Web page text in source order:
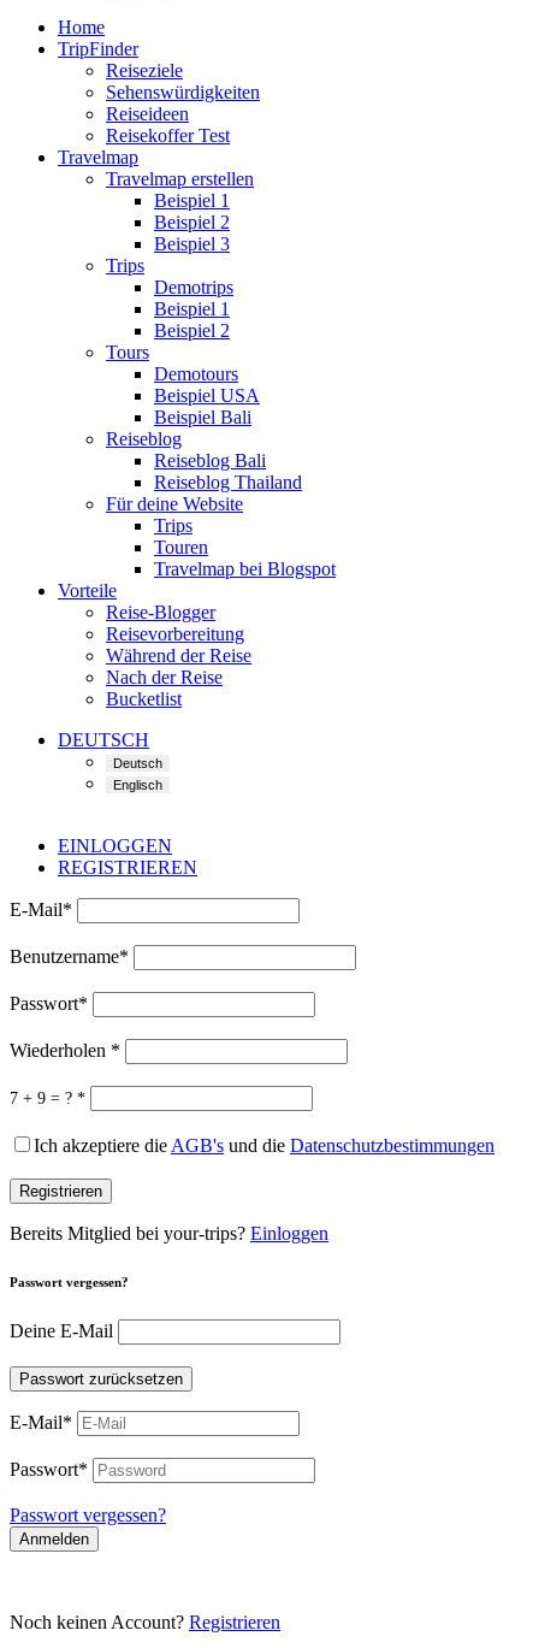
Home
TripFinder
Reiseziele
Sehenswürdigkeiten
Reiseideen
Reisekoffer Test
Travelmap
Travelmap erstellen
Beispiel 1
Beispiel 2
Beispiel 3
Trips
Demotrips
Beispiel 1
Beispiel 2
Tours
Demotours
Beispiel USA
Beispiel Bali
Reiseblog
Reiseblog Bali
Reiseblog Thailand
Für deine Website
Trips
Touren
Travelmap bei Blogspot
Vorteile
Reise-Blogger
Reisevorbereitung
Während der Reise
Nach der Reise
Bucketlist
DEUTSCH
EINLOGGEN
REGISTRIEREN
E-Mail*
Benutzername*
Passwort*
Wiederholen *
7 + 9 = ? *
Ich akzeptiere die AGB's und die Datenschutzbestimmungen
Registrieren
Bereits Mitglied bei your-trips? Einloggen
Passwort vergessen?
Deine E-Mail
Passwort zurücksetzen
E-Mail*
Passwort*
Passwort vergessen?
Anmelden
Noch keinen Account? Registrieren